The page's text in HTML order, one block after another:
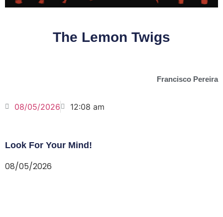
The Lemon Twigs
Francisco Pereira
08/05/2026 12:08 am
Look For Your Mind!
08/05/2026